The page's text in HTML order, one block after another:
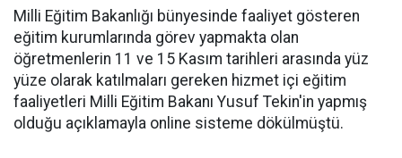
Milli Eğitim Bakanlığı bünyesinde faaliyet gösteren
eğitim kurumlarında görev yapmakta olan
öğretmenlerin 11 ve 15 Kasım tarihleri arasında yüz
yüze olarak katılmaları gereken hizmet içi eğitim
faaliyetleri Milli Eğitim Bakanı Yusuf Tekin'in yapmış
olduğu açıklamayla online sisteme dökülmüştü.